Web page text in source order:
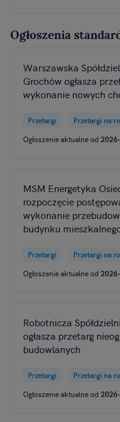
Ogłoszenia
Warszawska
Grochów ogłasza
wykonanie nowych
Przetargi
Przetargi na
Ogłoszenie aktualne od
MSM Energetyka
rozpoczęcie
wykonanie
budynku
Przetargi
Przetargi na
Ogłoszenie aktualne od
Robotnicza
ogłasza przetarg
budowlanych
Przetargi
Przetargi na
Ogłoszenie aktualne od